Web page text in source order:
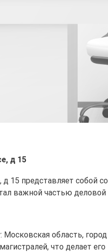
д 15
15 представляет собой
важной частью
Московская область,
что делает